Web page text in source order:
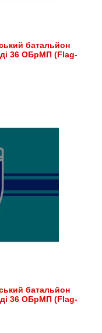
батальйон
36 ОБрМП (Flag-
батальйон
36 ОБрМП (Flag-